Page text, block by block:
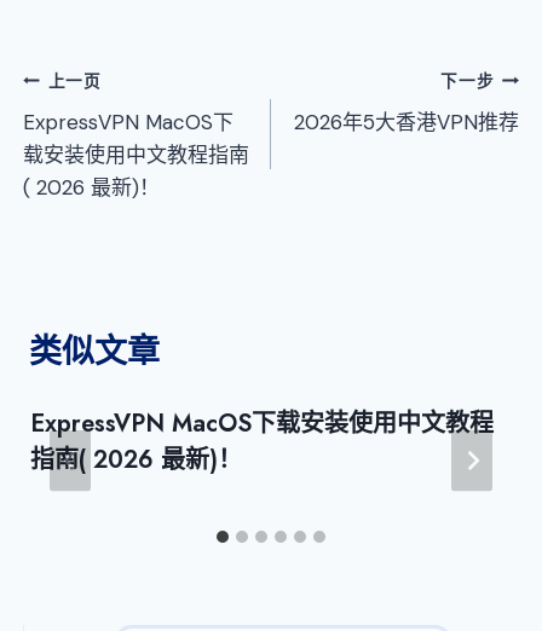
文
章
导
上一页
ExpressVPN MacOS下
载安装使用中文教程指南
( 2026 最新)！
下一步
2026年5大香港VPN推荐
类似文章
ExpressVPN MacOS下载安装使用中文教程
指南( 2026 最新)！